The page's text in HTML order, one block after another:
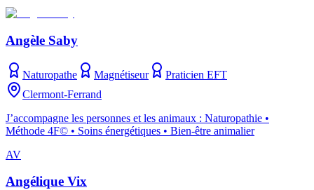
Angèle Saby
Naturopathe Magnétiseur
Praticien EFT
Clermont-Ferrand
J’accompagne les personnes et les animaux : Naturopathie •
Méthode 4F© • Soins énergétiques • Bien-être animalier
AV
Angélique Vix